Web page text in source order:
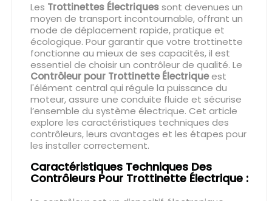
Les Trottinettes Électriquessont devenues un
moyen de transport incontournable, offrant un
mode de déplacement rapide, pratique et
écologique. Pour garantir que votre trottinette
fonctionne au mieux de ses capacités, il est
essentiel de choisir un contrôleur de qualité. Le
Contrôleur pour Trottinette Électriqueest
l'élément central qui régule la puissance du
moteur, assure une conduite fluide et sécurise
l’ensemble du système électrique. Cet article
explore les caractéristiques techniques des
contrôleurs, leurs avantages et les étapes pour
les installer correctement.
Caractéristiques Techniques Des
Contrôleurs Pour Trottinette Électrique :